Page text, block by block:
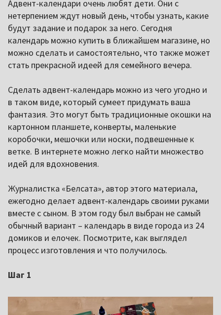
Адвент-календари очень любят дети. Они с
нетерпением ждут новый день, чтобы узнать, какие
будут задание и подарок за него. Сегодня
календарь можно купить в ближайшем магазине, но
можно сделать и самостоятельно, что также может
стать прекрасной идеей для семейного вечера.
Сделать адвент-календарь можно из чего угодно и
в таком виде, который сумеет придумать ваша
фантазия. Это могут быть традиционные окошки на
картонном планшете, конверты, маленькие
коробочки, мешочки или носки, подвешенные к
ветке. В интернете можно легко найти множество
идей для вдохновения.
Журналистка «Белсата», автор этого материала,
ежегодно делает адвент-календарь своими руками
вместе с сыном. В этом году был выбран не самый
обычный вариант – календарь в виде города из 24
домиков и елочек. Посмотрите, как выглядел
процесс изготовления и что получилось.
Шаг 1